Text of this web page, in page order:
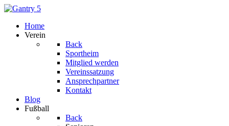
Home
Verein
Back
Sportheim
Mitglied werden
Vereinssatzung
Ansprechpartner
Kontakt
Blog
Fußball
Back